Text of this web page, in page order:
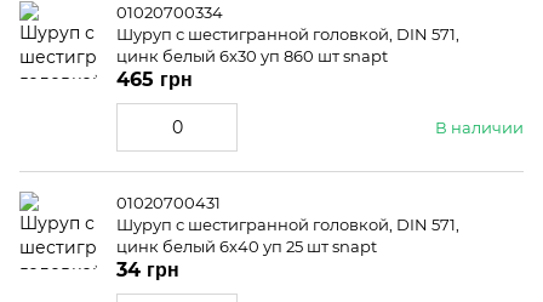
01020700334
Шуруп с шестигранной головкой, DIN 571,
цинк белый 6x30 уп 860 шт snapt
В наличии
465 грн
01020700431
Шуруп с шестигранной головкой, DIN 571,
цинк белый 6x40 уп 25 шт snapt
34 грн